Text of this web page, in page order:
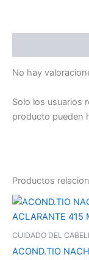
No hay
Solo los usuarios
producto pueden
Productos
CUIDADO DEL
ACOND.TIO